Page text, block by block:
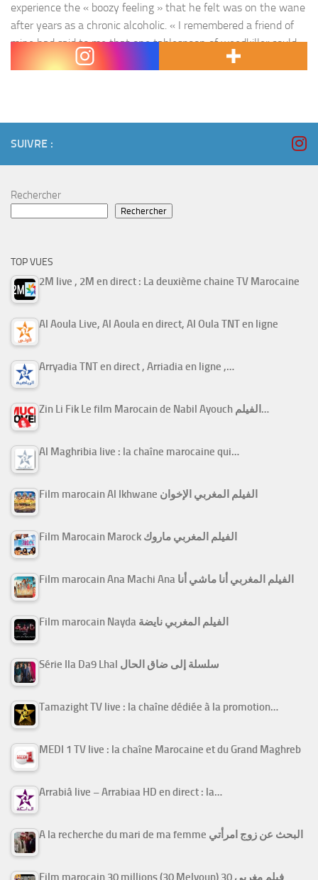
experience the « boozy feeling » that he felt was on the wane
after years as a chronic alcoholic. « I remembered a friend of
mine had said to me that one tablespoon of weedkiller could
SUIVRE :
Rechercher
Rechercher
TOP VUES
2M live , 2M en direct : La deuxième chaine TV Marocaine
Al Aoula Live, Al Aoula en direct, Al Oula TNT en ligne
Arryadia TNT en direct , Arriadia en ligne ,…
Zin Li Fik Le film Marocain de Nabil Ayouch الفيلم…
Al Maghribia live : la chaîne marocaine qui…
Film marocain Al Ikhwane الفيلم المغربي الإخوان
Film Marocain Marock الفيلم المغربي ماروك
Film marocain Ana Machi Ana الفيلم المغربي أنا ماشي أنا
Film marocain Nayda الفيلم المغربي نايضة
Série Ila Da9 Lhal سلسلة إلى ضاق الحال
Tamazight TV live : la chaîne dédiée à la promotion…
MEDI 1 TV live : la chaîne Marocaine et du Grand Maghreb
Arrabiâ live – Arrabiaa HD en direct : la…
A la recherche du mari de ma femme البحث عن زوج امرأتي
Film marocain 30 millions (30 Melyoun) فيلم مغربي 30